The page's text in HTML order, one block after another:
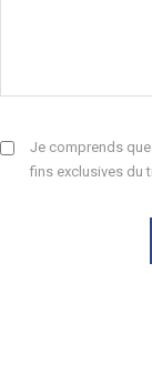
Je comprends
fins exclusives du